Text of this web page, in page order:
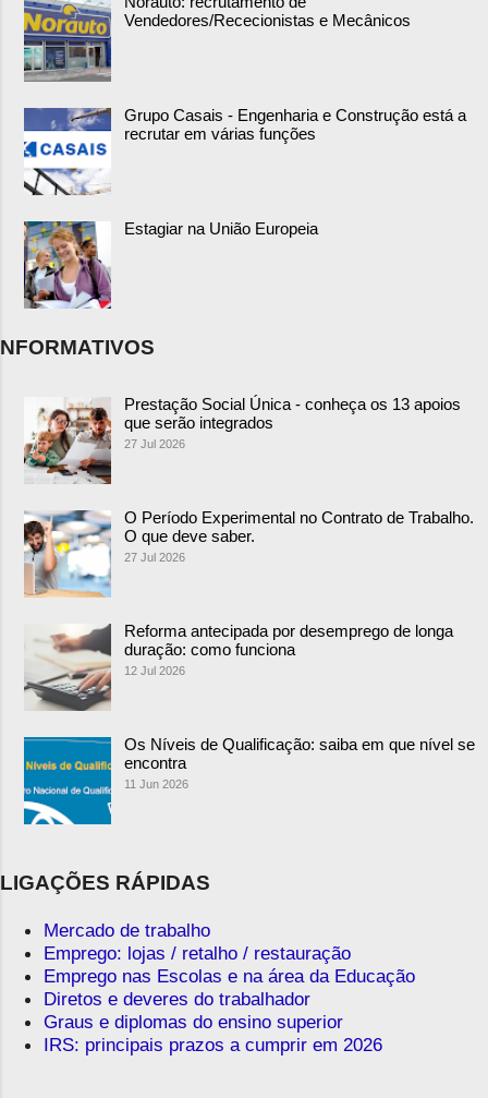
Vendedores/Rececionistas e Mecânicos
Grupo Casais - Engenharia e Construção está a
recrutar em várias funções
Estagiar na União Europeia
NFORMATIVOS
Prestação Social Única - conheça os 13 apoios
que serão integrados
27 Jul 2026
O Período Experimental no Contrato de Trabalho.
O que deve saber.
27 Jul 2026
Reforma antecipada por desemprego de longa
duração: como funciona
12 Jul 2026
Os Níveis de Qualificação: saiba em que nível se
encontra
11 Jun 2026
LIGAÇÕES RÁPIDAS
Mercado de trabalho
Emprego: lojas / retalho / restauração
Emprego nas Escolas e na área da Educação
Diretos e deveres do trabalhador
Graus e diplomas do ensino superior
IRS: principais prazos a cumprir em 2026